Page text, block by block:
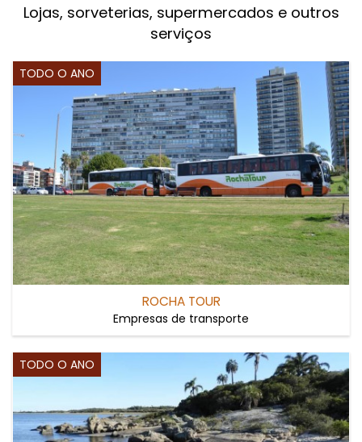
Lojas, sorveterias, supermercados e outros
serviços
TODO O ANO
ROCHA TOUR
Empresas de transporte
TODO O ANO